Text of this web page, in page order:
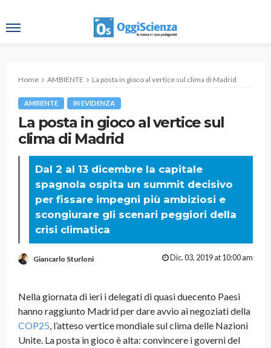
Home AMBIENTE La posta in gioco al vertice sul clima di Madrid
AMBIENTE IN EVIDENZA
La posta in gioco al vertice sul
clima di Madrid
Dal 2 al 13 dicembre la capitale
spagnola ospita un summit decisivo
per fissare impegni più ambiziosi e
scongiurare gli scenari peggiori della
crisi climatica
Giancarlo Sturloni Dic. 03, 2019 at 10:00 am
Nella giornata di ieri i delegati di quasi duecento Paesi
hanno raggiunto Madrid per dare avvio ai negoziati della
COP25, l’atteso vertice mondiale sul clima delle Nazioni
Unite. La posta in gioco è alta: convincere i governi del